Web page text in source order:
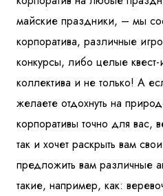
майские праздники, – мы
корпоратива, различные
конкурсы, либо целые
коллектива и не только! А
желаете отдохнуть на
корпоративы точно для вас,
так и хочет раскрыть вам
предложить вам различные
такие, например, как: